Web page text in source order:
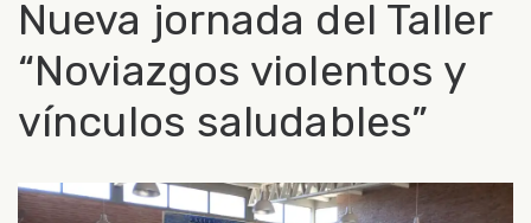
Nueva jornada del Taller
“Noviazgos violentos y
vínculos saludables”